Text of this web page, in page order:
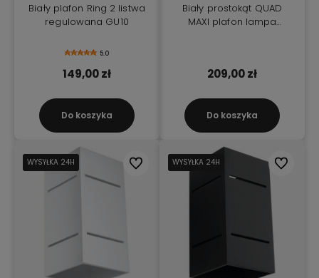
Biały plafon Ring 2 listwa
regulowana GU10
5.0
149,00 zł
Do koszyka
Biały prostokąt QUAD
MAXI plafon lampa
209,00 zł
Do koszyka
WYSYŁKA 24H
WYSYŁKA 24H
WYSYŁKA 24H Do ulubionychWYSYŁKA 24H
WYSYŁKA 24H
WYSYŁKA 24H Do